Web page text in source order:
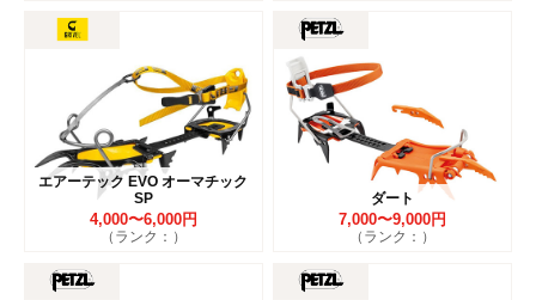
エアーテック EVO オーマチック
SP
4,000〜6,000円
（ランク：）
ダート
7,000〜9,000円
（ランク：）